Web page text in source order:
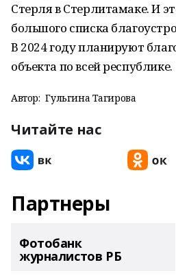
Стерля в Стерлитамаке. И
большого списка
В 2024 году планируют
объекта по всей республике.
Автор: Гульгина Тагирова
Читайте нас
Партнеры
Фотобанк
журналистов РБ